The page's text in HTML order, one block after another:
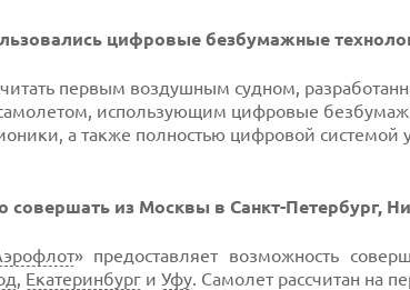
цифровые безбумажные
первым воздушным судном,
использующим цифровые
а также полностью цифровой системой
совершать из Москвы в Санкт-Петербург,
» предоставляет возможность
, Екатеринбург и Уфу. Самолет рассчитан на